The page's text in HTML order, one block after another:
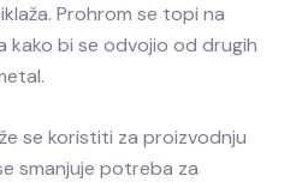
Prohrom se topi na
kako bi se odvojio od drugih
se koristiti za proizvodnju
smanjuje potreba za